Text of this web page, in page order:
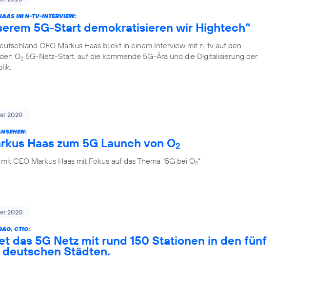
IM N-TV-INTERVIEW:
5G-Start demokratisieren wir Hightech“
CEO Markus Haas blickt in einem Interview mit n-tv auf den
O2 5G-Netz-Start, auf die kommende 5G-Ära und die Digitalisierung der
2020
Haas zum 5G Launch von O2
CEO Markus Haas mit Fokus auf das Thema "5G bei O2"
2020
CTIO:
das 5G Netz mit rund 150 Stationen in den fünf
Städten.